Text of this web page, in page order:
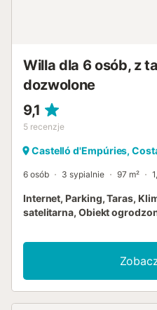
Willa dla 6 osób, z
dozwolone
9,1
5 recenzje
Castelló d'Empúries,
6 osób 3 sypialnie 97 m²
Internet, Parking, Taras,
satelitarna, Obiekt